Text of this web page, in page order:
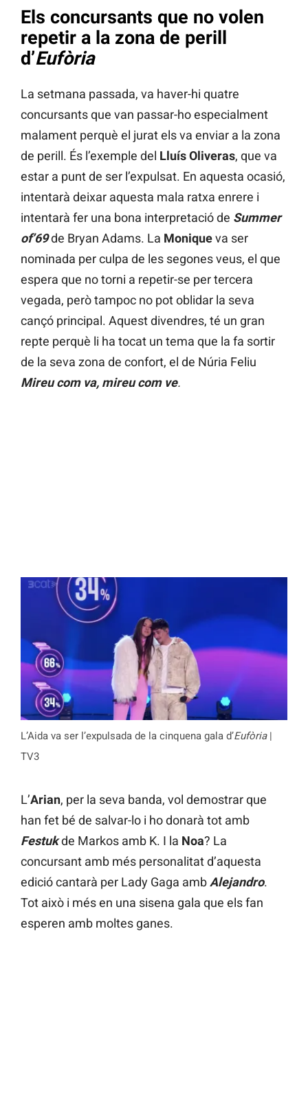
Els concursants que no volen
repetir a la zona de perill
d’Eufòria
La setmana passada, va haver-hi quatre
concursants que van passar-ho especialment
malament perquè el jurat els va enviar a la zona
de perill. És l’exemple del Lluís Oliveras, que va
estar a punt de ser l’expulsat. En aquesta ocasió,
intentarà deixar aquesta mala ratxa enrere i
intentarà fer una bona interpretació de Summer
of’69de Bryan Adams. La Moniqueva ser
nominada per culpa de les segones veus, el que
espera que no torni a repetir-se per tercera
vegada, però tampoc no pot oblidar la seva
cançó principal. Aquest divendres, té un gran
repte perquè li ha tocat un tema que la fa sortir
de la seva zona de confort, el de Núria Feliu
Mireu com va, mireu com ve.
L’Aida va ser l’expulsada de la cinquena gala d’Eufòria|
TV3
L’Arian, per la seva banda, vol demostrar que
han fet bé de salvar-lo i ho donarà tot amb
Festukde Markos amb K. I la Noa? La
concursant amb més personalitat d’aquesta
edició cantarà per Lady Gaga amb Alejandro.
Tot això i més en una sisena gala que els fan
esperen amb moltes ganes.